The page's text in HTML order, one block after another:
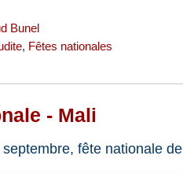
Bunel
, Fêtes nationales
- Mali
fête nationale